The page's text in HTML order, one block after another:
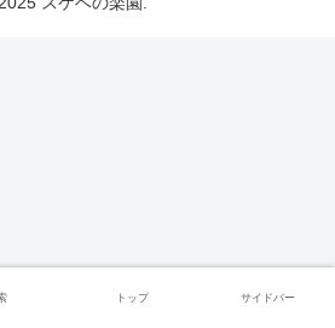
トップ サイドバー